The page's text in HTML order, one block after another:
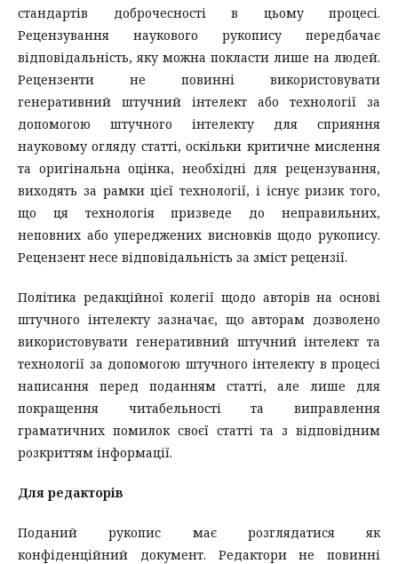
стандартів доброчесності в цьому процесі.
Рецензування наукового рукопису передбачає
відповідальність, яку можна покласти лише на людей.
Рецензенти не повинні використовувати
генеративний штучний інтелект або технології за
допомогою штучного інтелекту для сприяння
науковому огляду статті, оскільки критичне мислення
та оригінальна оцінка, необхідні для рецензування,
виходять за рамки цієї технології, і існує ризик того,
що ця технологія призведе до неправильних,
неповних або упереджених висновків щодо рукопису.
Рецензент несе відповідальність за зміст рецензії.
Політика редакційної колегії щодо авторів на основі
штучного інтелекту зазначає, що авторам дозволено
використовувати генеративний штучний інтелект та
технології за допомогою штучного інтелекту в процесі
написання перед поданням статті, але лише для
покращення читабельності та виправлення
граматичних помилок своєї статті та з відповідним
розкриттям інформації.
Для редакторів
Поданий рукопис має розглядатися як
конфіденційний документ. Редактори не повинні